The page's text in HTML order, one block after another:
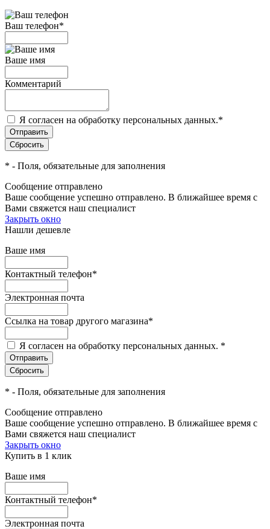
Ваш телефон*
Ваше имя
Комментарий
Я согласен на обработку персональных данных.*
* - Поля, обязательные для заполнения
Сообщение отправлено
Ваше сообщение успешно отправлено. В ближайшее время с
Вами свяжется наш специалист
Закрыть окно
Нашли дешевле
Ваше имя
Контактный телефон*
Электронная почта
Ссылка на товар другого магазина*
Я согласен на обработку персональных данных. *
* - Поля, обязательные для заполнения
Сообщение отправлено
Ваше сообщение успешно отправлено. В ближайшее время с
Вами свяжется наш специалист
Закрыть окно
Купить в 1 клик
Ваше имя
Контактный телефон*
Электронная почта